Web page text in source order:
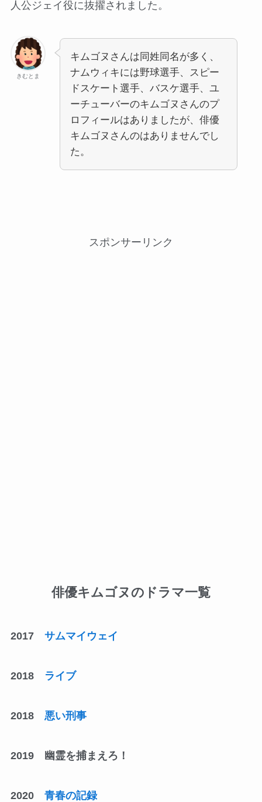
人公ジェイ役に抜擢されました。
きむとま
キムゴヌさんは同姓同名が多く、
ナムウィキには野球選手、スピー
ドスケート選手、バスケ選手、ユ
ーチューバーのキムゴヌさんのプ
ロフィールはありましたが、俳優
キムゴヌさんのはありませんでし
た。
スポンサーリンク
俳優キムゴヌのドラマ一覧
2017 サムマイウェイ
2018 ライブ
2018 悪い刑事
2019 幽霊を捕まえろ！
2020 青春の記録